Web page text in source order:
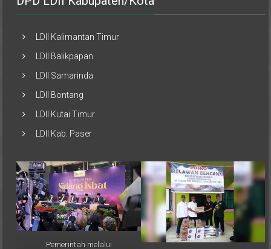
LDII Samarinda
LDII Kutai Timur
Pemerintah melalui
Kementerian Agama
Musimin, perwakilan PAC LDII